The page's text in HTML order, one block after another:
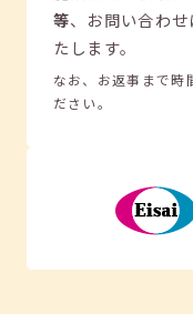
等、 お問い合わ
たします。
なお、お返事まで時
ださい。